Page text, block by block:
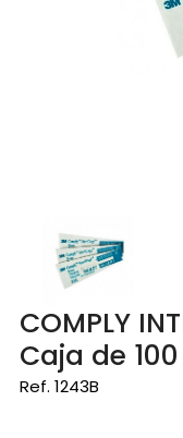
COMPLY
Caja de
Ref. 1243B